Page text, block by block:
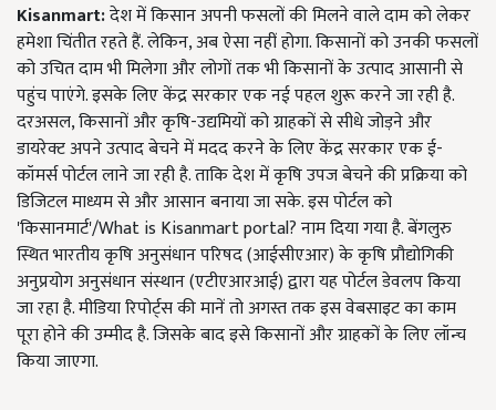
Kisanmart:देश में किसान अपनी फसलों की मिलने वाले दाम को लेकर
हमेशा चिंतीत रहते हैं. लेकिन, अब ऐसा नहीं होगा. किसानों को उनकी फसलों
को उचित दाम भी मिलेगा और लोगों तक भी किसानों के उत्पाद आसानी से
पहुंच पाएंगे. इसके लिए केंद्र सरकार एक नई पहल शुरू करने जा रही है.
दरअसल, किसानों और कृषि-उद्यमियों को ग्राहकों से सीधे जोड़ने और
डायरेक्ट अपने उत्पाद बेचने में मदद करने के लिए केंद्र सरकार एक ई-
कॉमर्स पोर्टल लाने जा रही है. ताकि देश में कृषि उपज बेचने की प्रक्रिया को
डिजिटल माध्यम से और आसान बनाया जा सके. इस पोर्टल को
'किसानमार्ट'/What is Kisanmart portal? नाम दिया गया है. बेंगलुरु
स्थित भारतीय कृषि अनुसंधान परिषद (आईसीएआर) के कृषि प्रौद्योगिकी
अनुप्रयोग अनुसंधान संस्थान (एटीएआरआई) द्वारा यह पोर्टल डेवलप किया
जा रहा है. मीडिया रिपोर्ट्स की मानें तो अगस्त तक इस वेबसाइट का काम
पूरा होने की उम्मीद है. जिसके बाद इसे किसानों और ग्राहकों के लिए लॉन्च
किया जाएगा.